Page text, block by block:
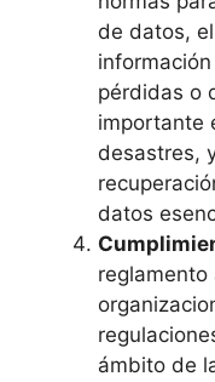
de datos,
pérdidas o
importante
desastres,
datos
reglamento
ámbito de